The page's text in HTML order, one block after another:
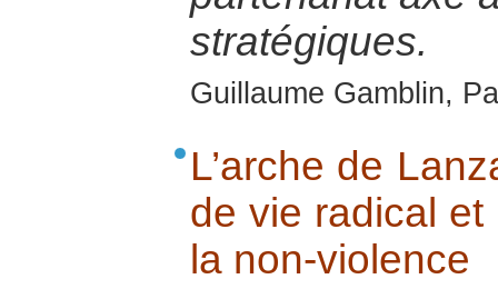
stratégiques.
Guillaume Gamblin,
L’arche de
de vie radical
la non-violence